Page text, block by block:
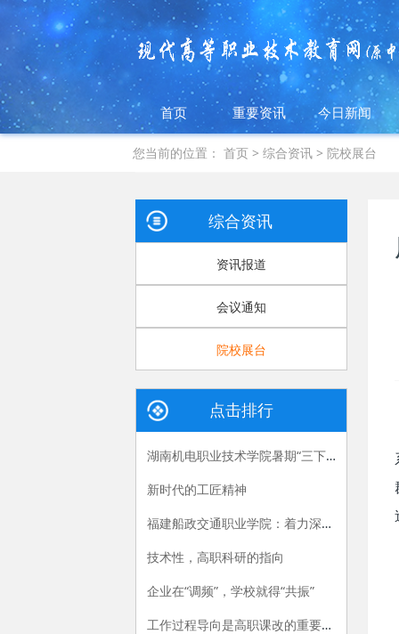
首页 重要资讯 今日新闻
您当前的位置：首页 >综合资讯 >院校展台
综合资讯
资讯报道
会议通知
院校展台
点击排行
湖南机电职业技术学院暑期“三下乡”：长大后，我就成了你
新时代的工匠精神
福建船政交通职业学院：着力深化产教融合，“六招”助推职教供给侧改革
技术性，高职科研的指向
企业在“调频”，学校就得“共振”
工作过程导向是高职课改的重要指导原则